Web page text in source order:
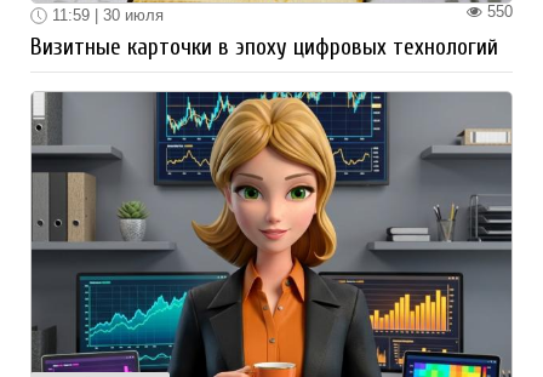
550
11:59 | 30 июля
Визитные карточки в эпоху цифровых технологий